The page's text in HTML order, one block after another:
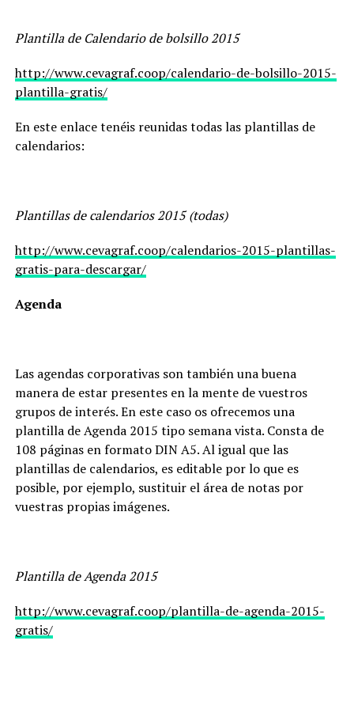
Plantilla de Calendario de bolsillo 2015
http://www.cevagraf.coop/calendario-de-bolsillo-2015-
plantilla-gratis/
En este enlace tenéis reunidas todas las plantillas de
calendarios:
Plantillas de calendarios 2015 (todas)
http://www.cevagraf.coop/calendarios-2015-plantillas-
gratis-para-descargar/
Agenda
Las agendas corporativas son también una buena
manera de estar presentes en la mente de vuestros
grupos de interés. En este caso os ofrecemos una
plantilla de Agenda 2015 tipo semana vista. Consta de
108 páginas en formato DIN A5. Al igual que las
plantillas de calendarios, es editable por lo que es
posible, por ejemplo, sustituir el área de notas por
vuestras propias imágenes.
Plantilla de Agenda 2015
http://www.cevagraf.coop/plantilla-de-agenda-2015-
gratis/